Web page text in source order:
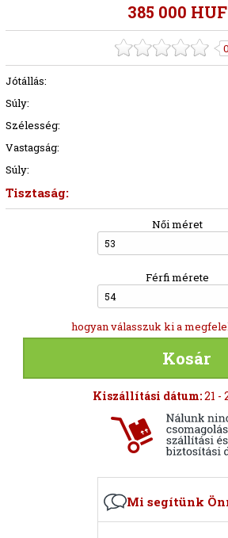
385 000 HUF
Jótállás:
Súly:
Szélesség:
Vastagság:
Súly:
Tisztaság:
Női méret
53
Férfi mérete
54
hogyan válasszuk ki a
Kosár
Kiszállítási dátum:21 -
Mi segítünk